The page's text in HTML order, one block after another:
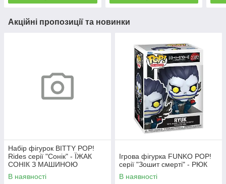
Акційні пропозиції та новинки
Набір фігурок BITTY POP!
Rides серії "Сонік" - ЇЖАК
СОНІК З МАШИНОЮ
В наявності
Ігрова фігурка FUNKO POP!
серії "Зошит смерті" - РЮК
В наявності